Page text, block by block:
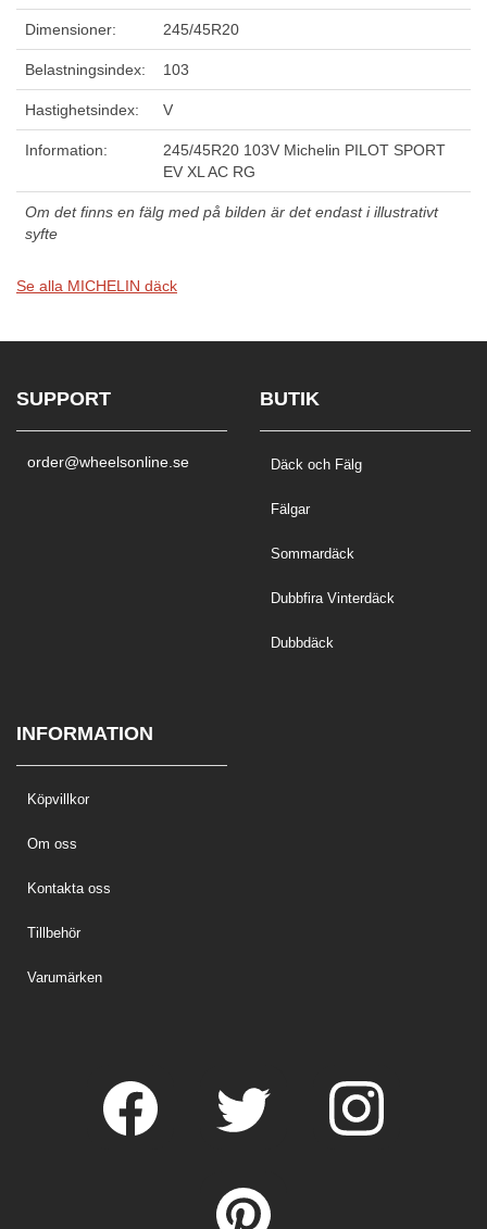
Dimensioner: 245/45R20
Belastningsindex: 103
Hastighetsindex: V
Information:
245/45R20 103V Michelin PILOT SPORT
EV XL AC RG
Om det finns en fälg med på bilden är det endast i illustrativt
syfte
Se alla MICHELIN däck
SUPPORT
order@wheelsonline.se
BUTIK
Däck och Fälg
Fälgar
Sommardäck
Dubbfira Vinterdäck
Dubbdäck
INFORMATION
Köpvillkor
Om oss
Kontakta oss
Tillbehör
Varumärken